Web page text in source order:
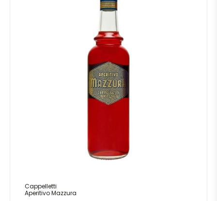
Cappelletti
Aperitivo Mazzura